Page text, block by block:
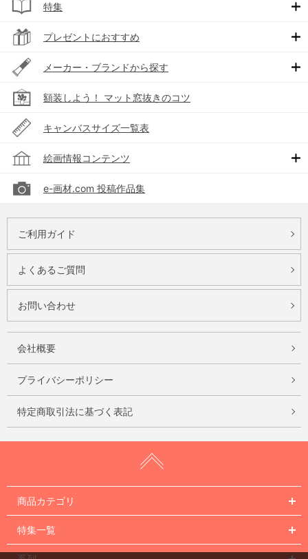
特集
プレゼントにおすすめ
メーカー・ブランドから探す
額装しよう！ マット窓抜きのコツ
キャンバスサイズ一覧表
絵画情報コンテンツ
e-画材.com 投稿作品集
ご利用ガイド
よくあるご質問
お問い合わせ
会社概要
プライバシーポリシー
特定商取引法に基づく表記
商品カテゴリ
特集一覧